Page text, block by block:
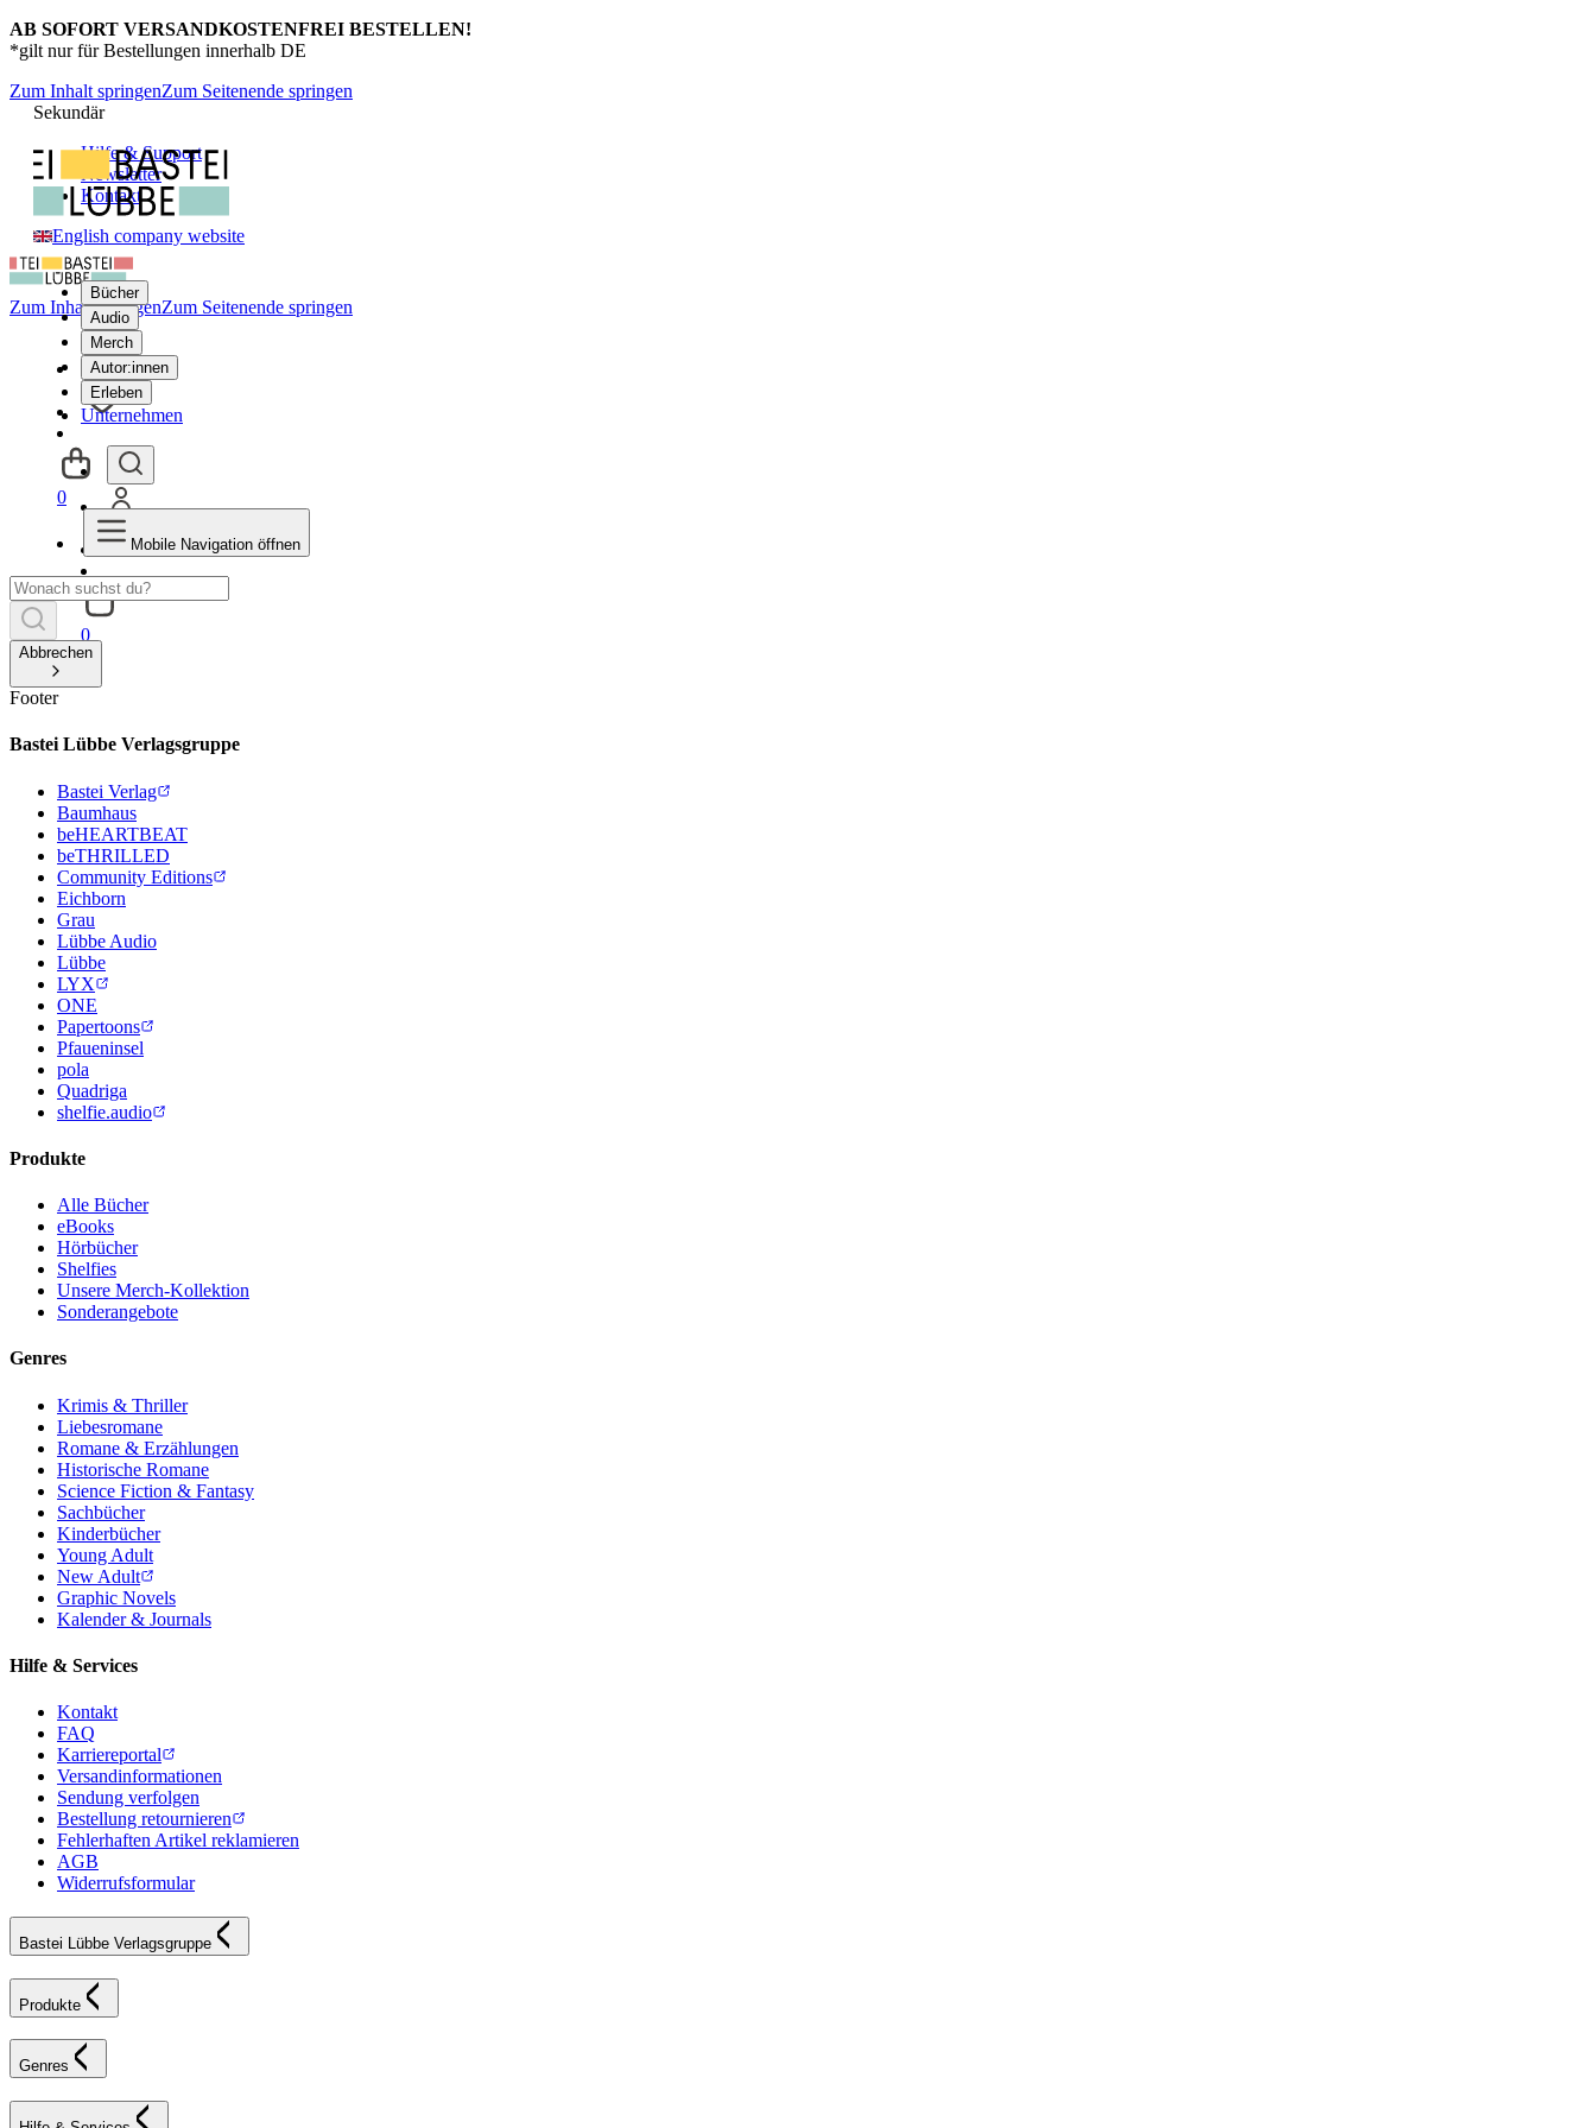
AB SOFORT VERSANDKOSTENFREI BESTELLEN!
*gilt nur für Bestellungen innerhalb DE
Zum Inhalt springenZum Seitenende springen
Sekundär
Hilfe & Support
Newsletter
Kontakt
English company website
Bücher
Audio
Merch
Autor:innen
Erleben
Unternehmen
0
Zum Inhalt springenZum Seitenende springen
0
Mobile Navigation öffnen
Abbrechen
Footer
Bastei Lübbe Verlagsgruppe
Bastei Verlag
Baumhaus
beHEARTBEAT
beTHRILLED
Community Editions
Eichborn
Grau
Lübbe Audio
Lübbe
LYX
ONE
Papertoons
Pfaueninsel
pola
Quadriga
shelfie.audio
Produkte
Alle Bücher
eBooks
Hörbücher
Shelfies
Unsere Merch-Kollektion
Sonderangebote
Genres
Krimis & Thriller
Liebesromane
Romane & Erzählungen
Historische Romane
Science Fiction & Fantasy
Sachbücher
Kinderbücher
Young Adult
New Adult
Graphic Novels
Kalender & Journals
Hilfe & Services
Kontakt
FAQ
Karriereportal
Versandinformationen
Sendung verfolgen
Bestellung retournieren
Fehlerhaften Artikel reklamieren
AGB
Widerrufsformular
Bastei Lübbe Verlagsgruppe
Produkte
Genres